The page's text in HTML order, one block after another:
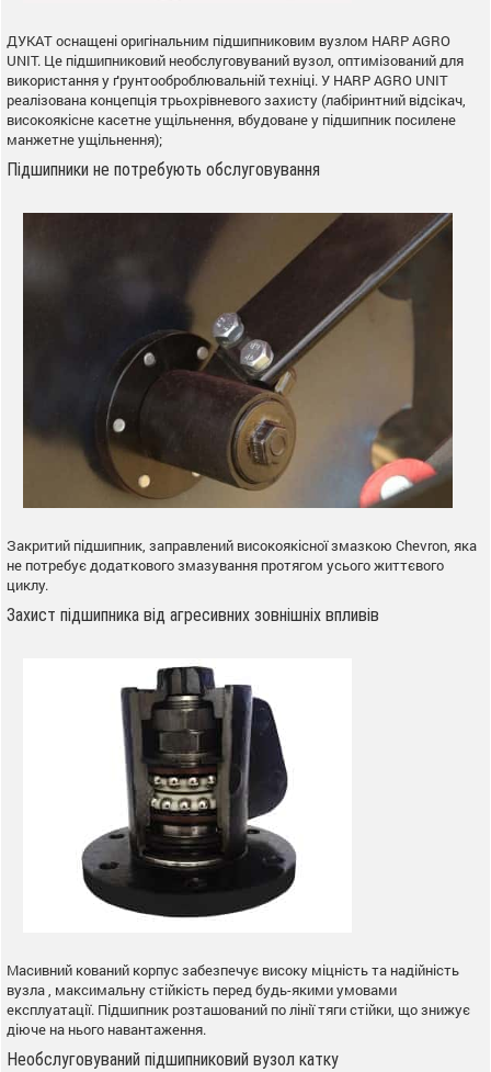
ДУКАТ оснащені оригінальним підшипниковим вузлом HARP AGRO
UNIT. Це підшипниковий необслуговуваний вузол, оптимізований для
використання у ґрунтооброблювальній техніці. У HARP AGRO UNIT
реалізована концепція трьохрівневого захисту (лабіринтний відсікач,
високоякісне касетне ущільнення, вбудоване у підшипник посилене
манжетне ущільнення);
Підшипники не потребують обслуговування
Закритий підшипник, заправлений високоякісної змазкою Chevron, яка
не потребує додаткового змазування протягом усього життєвого
циклу.
Захист підшипника від агресивних зовнішніх впливів
Масивний кований корпус забезпечує високу міцність та надійність
вузла , максимальну стійкість перед будь-якими умовами
експлуатації. Підшипник розташований по лінії тяги стійки, що знижує
діюче на нього навантаження.
Необслуговуваний підшипниковий вузол катку